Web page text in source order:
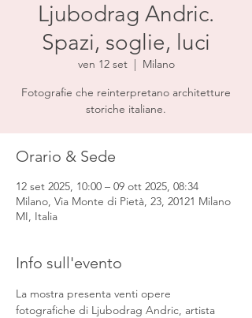
Ljubodrag Andric.
Spazi, soglie, luci
ven 12 set
  |
Milano
Fotografie che reinterpretano architetture
storiche italiane.
Orario & Sede
12 set 2025, 10:00 – 09 ott 2025, 08:34
Milano, Via Monte di Pietà, 23, 20121 Milano
MI, Italia
Info sull'evento
La mostra presenta venti opere
fotografiche di Ljubodrag Andric, artista